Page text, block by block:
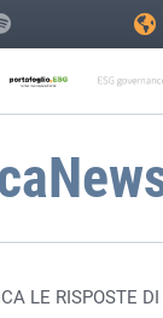
LE RISPOSTE